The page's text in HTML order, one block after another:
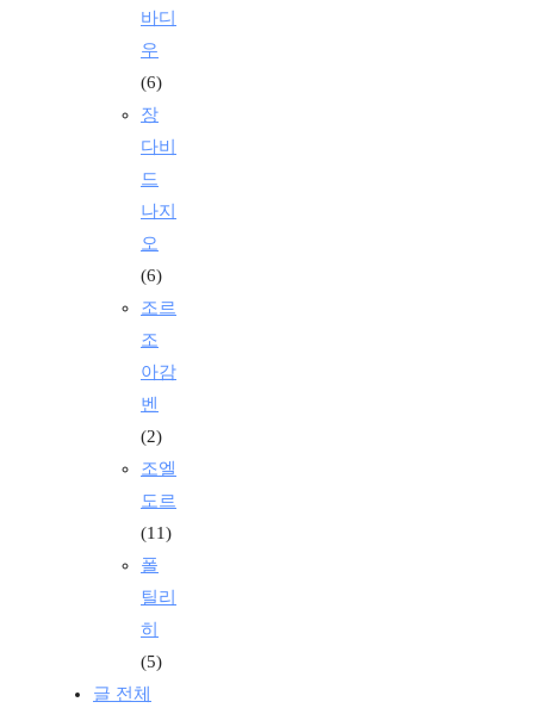
바디
우
(6)
장
다비
드
나지
오
(6)
조르
조
아감
벤
(2)
조엘
도르
(11)
폴
틸리
히
(5)
글 전체